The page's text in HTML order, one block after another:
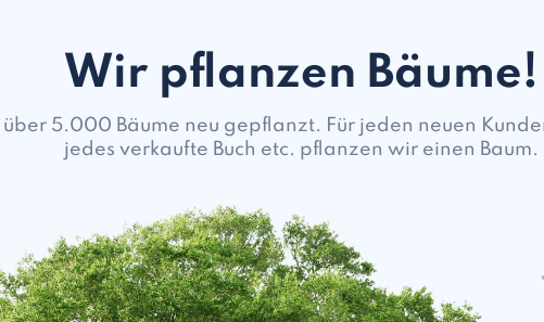
Wir pflanzen Bäume!
über 5.000 Bäume neu gepflanzt. Für jeden neuen
jedes verkaufte Buch etc. pflanzen wir einen Baum.